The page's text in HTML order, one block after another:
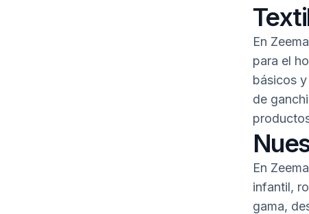
En
para el
básicos
de
En
infantil,
gama,